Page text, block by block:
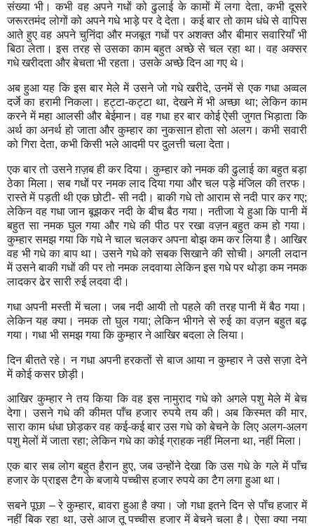
संख्या भी। कभी वह अपने गधों को ढुलाई के कामों में लगा देता,कभी दूसरे
जरूरतमंद लोगों को अपने गधे भाड़े पर दे देता। कई बार तो काम धंधे से वापिस
आते हुए वह अपने चुनिंदा और मजबूत गधों पर अशक्त और बीमार सवारियाँ भी
बिठा लेता। इस तरह से उसका काम बहुत अच्छे से चल रहा था। वह अक्सर
गधे खरीदता और बेचता भी रहता। उसके अच्छे दिन आ गए थे।
अब हुआ यह कि इस बार मेले में उसने जो गधे खरीदे,उनमें से एक गधा अव्वल
दर्जे का हरामी निकला। हट्टा-कट्टा था,देखने में भी अच्छा था;लेकिन काम
करने में महा आलसी और बेईमान। वह गधा हर बार कोई ऐसी जुगत भिड़ाता कि
अर्थ का अनर्थ हो जाता और कुम्हार का नुकसान होता सो अलग। कभी सवारी
को गिरा देता,कभी किसी भले आदमी पर दुलत्ती चला देता।
एक बार तो उसने ग़ज़ब ही कर दिया। कुम्हार को नमक की ढुलाई का बहुत बड़ा
ठेका मिला। सब गधों पर नमक लाद दिया गया और चल पड़े मंजिल की तरफ।
रास्ते में पड़ती थी एक छोटी- सी नदी। बाकी गधे तो आराम से नदी पार कर गए;
लेकिन वह गधा जान बूझकर नदी के बीच बैठ गया। नतीजा ये हुआ कि पानी में
बहुत सा नमक घुल गया और गधे की पीठ पर रखा वज़न बहुत कम हो गया।
कुम्हार समझ गया कि गधे ने चाल चलकर अपना बोझ कम कर लिया है। आखिर
वह भी गधे का बाप था। उसने गधे को सबक सिखाने की सोची। अगली लदान
में उसने बाकी गधों की पर तो नमक लदवाया लेकिन इस गधे पर थोड़ा कम नमक
लादकर ढेर सारी रुई लदवा दी।
गधा अपनी मस्ती में चला। जब नदी आयी तो पहले की तरह पानी में बैठ गया।
लेकिन यह क्या। नमक तो घुल गया;लेकिन भीगने से रुई का वज़न बहुत बढ़
गया। गधा भी समझ गया कि कुम्हार ने आखिर बदला ले लिया।
दिन बीतते रहे। न गधा अपनी हरकतों से बाज आया न कुम्हार ने उसे सज़ा देने
में कोई कसर छोड़ी।
आखिर कुम्हार ने तय किया कि वह इस नामुराद गधे को अगले पशु मेले में बेच
देगा। उसने गधे की कीमत पाँच हजार रुपये तय की। अब किस्मत की मार,
सारा काम धंधा छोड़कर वह कई-कई बार उस गधे को बेचने के लिए अलग-अलग
पशु मेलों में जाता रहा;लेकिन गधे का कोई ग्राहक नहीं मिलना था,नहीं मिला।
एक बार सब लोग बहुत हैरान हुए,जब उन्होंने देखा कि उस गधे के गले में पाँच
हजार के प्राइस टैग के बजाये पच्चीस हजार रुपये का टैग लगा हुआ था।
सबने पूछा – रे कुम्हार,बावरा हुआ है क्या। जो गधा इतने दिन से पाँच हजार में
नहीं बिक रहा था,उसे आज तू पच्चीस हजार में बेचने चला है। ऐसा क्या नया